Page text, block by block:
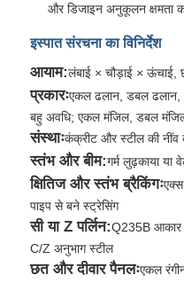
घोड़े का शेड
स्टील गैरेज
और डिजाइन अनुकूलन क्षमता
इस्पात संरचना का विनिर्देश
आयाम:लंबाई × चौड़ाई × ऊंचाई,
प्रकारःएकल ढलान, डबल ढलान,
बहु अवधि; एकल मंजिल, डबल
संस्थाःकंक्रीट और स्टील की नींव
स्तंभ और बीम:गर्म लुढ़काया
क्षितिज और स्तंभ ब्रैकिंगः
पाइप से बने स्ट्रेसिंग
सी या Z पर्लिन:Q235B
C/Z अनुभाग स्टील
छत और दीवार पैनलःएकल